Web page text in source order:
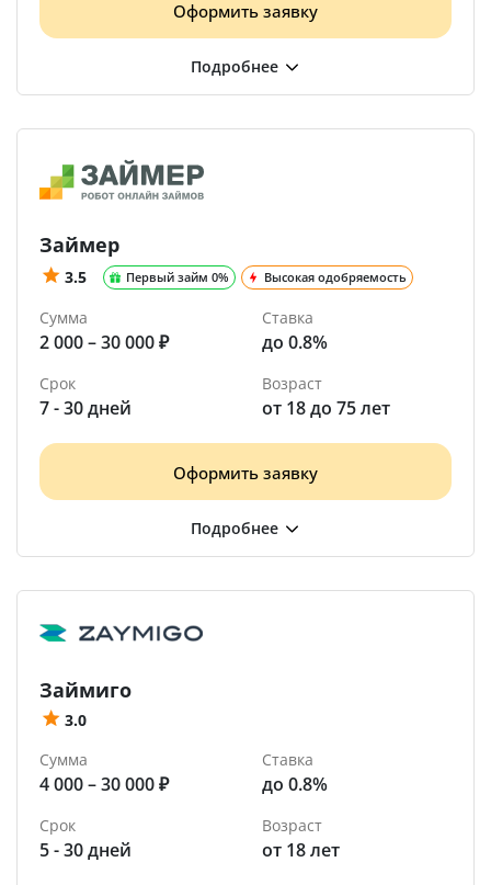
Оформить заявку
Займер
3.5 Первый займ 0% Высокая одобряемость
Сумма
2 000 – 30 000 ₽
Ставка
до 0.8%
Срок
7 - 30 дней
Возраст
от 18 до 75 лет
Оформить заявку
Займиго
3.0
Сумма
4 000 – 30 000 ₽
Ставка
до 0.8%
Срок
5 - 30 дней
Возраст
от 18 лет